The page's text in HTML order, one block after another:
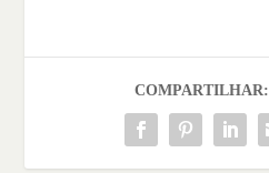
COMPARTILHAR: